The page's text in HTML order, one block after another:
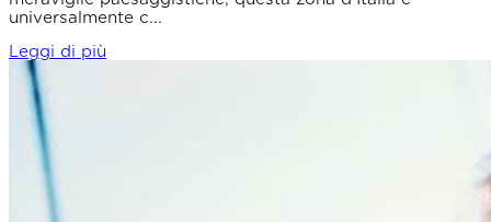
universalmente c...
Leggi di più